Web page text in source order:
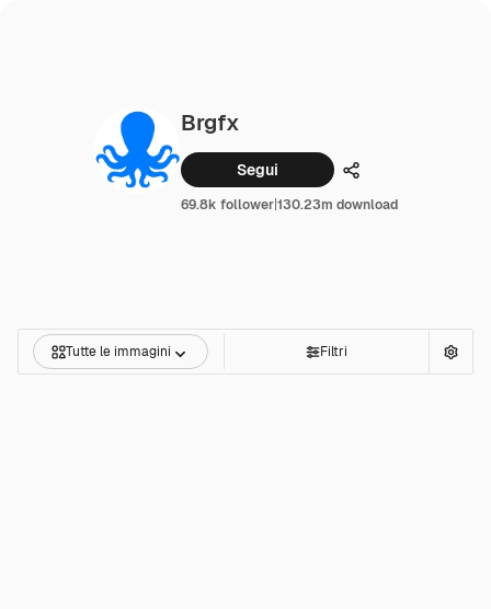
Brgfx
Segui Condividi
69.8k follower|130.23m download
Tutte le immagini Filtri